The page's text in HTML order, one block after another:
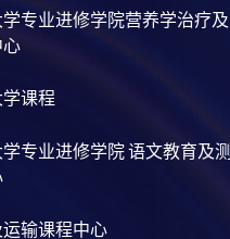
专业进修学院营养学治疗及
课程
专业进修学院 语文教育及测
输课程中心